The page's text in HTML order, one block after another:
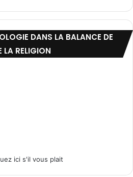
DANS LA BALANCE DE
LA RELIGION
ici s'il vous plait